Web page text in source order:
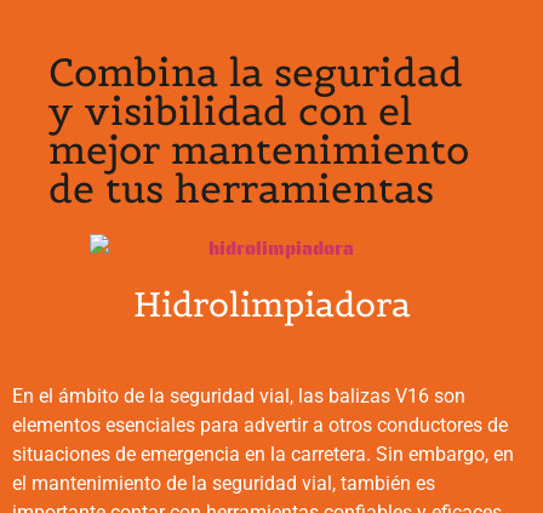
Combina la seguridad
y visibilidad con el
mejor mantenimiento
de tus herramientas
Hidrolimpiadora
En el ámbito de la seguridad vial, las balizas V16 son
elementos esenciales para advertir a otros conductores de
situaciones de emergencia en la carretera. Sin embargo, en
el mantenimiento de la seguridad vial, también es